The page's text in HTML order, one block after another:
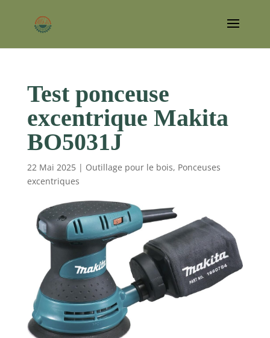
Test ponceuse
excentrique Makita
BO5031J
22 Mai 2025| Outillage pour le bois, Ponceuses
excentriques